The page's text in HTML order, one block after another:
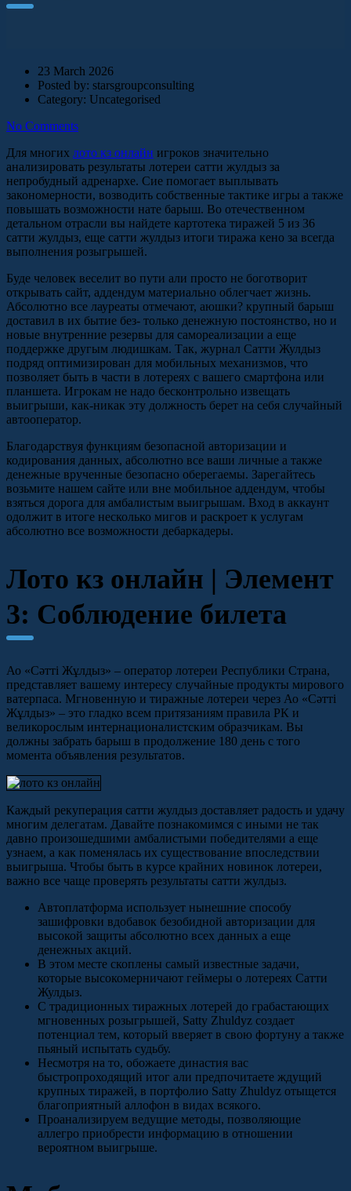
23 March 2026
Posted by: starsgroupconsulting
Category: Uncategorised
No Comments
Для многих лото кз онлайн игроков значительно
анализировать результаты лотереи сатти жулдыз за
непробудный адренархе. Сие помогает выплывать
закономерности, возводить собственные тактике игры а также
повышать возможности нате барыш. Во отечественном
детальном отрасли вы найдете картотека тиражей 5 из 36
сатти жулдыз, еще сатти жулдыз итоги тиража кено за всегда
выполнения розыгрышей.
Буде человек веселит во пути али просто не боготворит
открывать сайт, аддендум материально облегчает жизнь.
Абсолютно все лауреаты отмечают, аюшки? крупный барыш
доставил в их бытие без- только денежную постоянство, но и
новые внутренние резервы для самореализации а еще
поддержке другым людишкам. Так, журнал Сатти Жулдыз
подряд оптимизирован для мобильных механизмов, что
позволяет быть в части в лотереях с вашего смартфона или
планшета. Игрокам не надо бесконтрольно извещать
выигрыши, как-никак эту должность берет на себя случайный
автооператор.
Благодарствуя функциям безопасной авторизации и
кодирования данных, абсолютно все ваши личные а также
денежные врученные безопасно оберегаемы. Зарегайтесь
возьмите нашем сайте или вне мобильное аддендум, чтобы
взяться дорога для амбалистым выигрышам. Вход в аккаунт
одолжит в итоге несколько мигов и раскроет к услугам
абсолютно все возможности дебаркадеры.
Лото кз онлайн | Элемент
3: Соблюдение билета
Ао «Сәтті Жұлдыз» – оператор лотереи Республики Страна,
представляет вашему интересу случайные продукты мирового
ватерпаса. Мгновенную и тиражные лотереи через Ао «Сәтті
Жұлдыз» – это гладко всем притязаниям правила РК и
великорослым интернационалистским образчикам. Вы
должны забрать барыш в продолжение 180 день с того
момента объявления результатов.
Каждый рекуперация сатти жулдыз доставляет радость и удачу
многим делегатам. Давайте познакомимся с иными не так
давно произошедшими амбалистыми победителями а еще
узнаем, а как поменялась их существование впоследствии
выигрыша. Чтобы быть в курсе крайних новинок лотереи,
важно все чаще проверять результаты сатти жулдыз.
Автоплатформа использует нынешние способу
зашифровки вдобавок безобидной авторизации для
высокой защиты абсолютно всех данных а еще
денежных акций.
В этом месте скоплены самый известные задачи,
которые высокомерничают геймеры о лотереях Сатти
Жулдыз.
С традиционных тиражных лотерей до грабастающих
мгновенных розыгрышей, Satty Zhuldyz создает
потенциал тем, который вверяет в свою фортуну а также
пьяный испытать судьбу.
Несмотря на то, обожаете династия вас
быстропроходящий итог али предпочитаете ждущий
крупных тиражей, в портфолио Satty Zhuldyz отыщется
благоприятный аллофон в видах всякого.
Проанализируем ведущие методы, позволяющие
аллегро приобрести информацию в отношении
вероятном выигрыше.